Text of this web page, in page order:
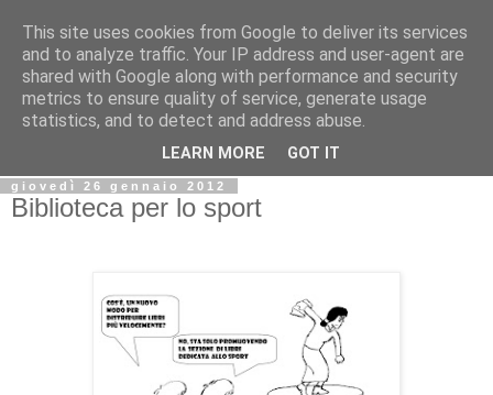
Biblio@rti in
Il Blog della Biblioteca di Area delle arti per condividere
informazioni iniziative incontri
giovedì 26 gennaio 2012
Biblioteca per lo sport
This site uses cookies from Google to deliver its services
and to analyze traffic. Your IP address and user-agent are
shared with Google along with performance and security
metrics to ensure quality of service, generate usage
statistics, and to detect and address abuse.
LEARN MORE GOT IT